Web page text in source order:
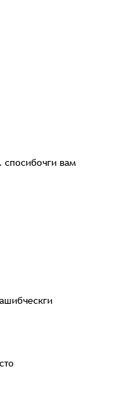
спосибочги вам